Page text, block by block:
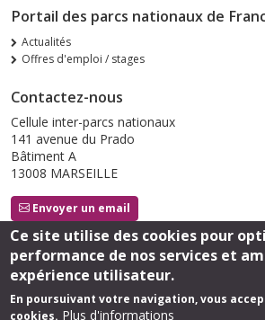
Portail des parcs nationaux de
Actualités
Offres d'emploi / stages
Contactez-nous
Cellule inter-parcs nationaux
141 avenue du Prado
Bâtiment A
13008 MARSEILLE
Envoyer un email
Suivez-nous
Ce site utilise des cookies pour
performance de nos services et
expérience utilisateur.
En poursuivant votre navigation, vous
cookies. Plus d'informations